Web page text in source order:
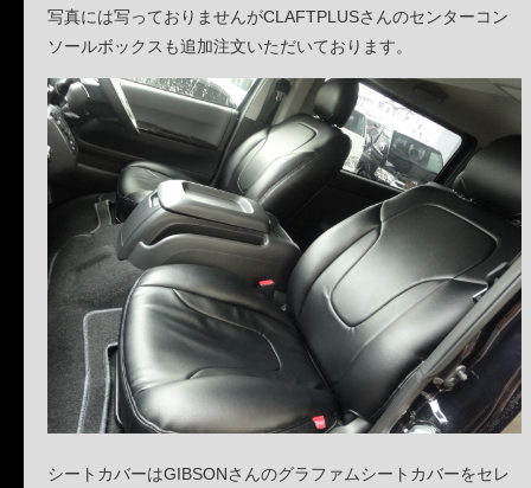
写真には写っておりませんがCLAFTPLUSさんのセンターコン
ソールボックスも追加注文いただいております。
シートカバーはGIBSONさんのグラファムシートカバーをセレ